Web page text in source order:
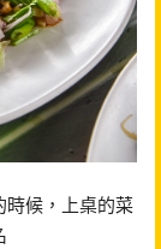
時候，上桌的菜